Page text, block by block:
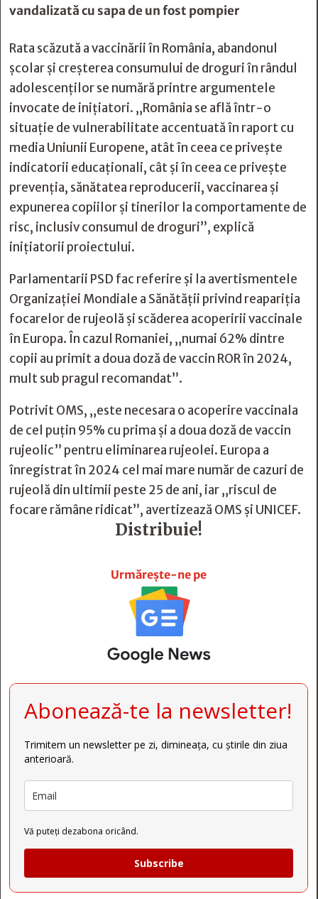
vandalizată cu sapa de un fost pompier
Rata scăzută a vaccinării în România, abandonul
școlar și creșterea consumului de droguri în rândul
adolescenților se numără printre argumentele
invocate de inițiatori. „România se află într-o
situație de vulnerabilitate accentuată în raport cu
media Uniunii Europene, atât în ceea ce privește
indicatorii educaționali, cât și în ceea ce privește
prevenția, sănătatea reproducerii, vaccinarea și
expunerea copiilor și tinerilor la comportamente de
risc, inclusiv consumul de droguri”, explică
inițiatorii proiectului.
Parlamentarii PSD fac referire și la avertismentele
Organizației Mondiale a Sănătății privind reapariția
focarelor de rujeolă și scăderea acoperirii vaccinale
în Europa. În cazul Romaniei, „numai 62% dintre
copii au primit a doua doză de vaccin ROR în 2024,
mult sub pragul recomandat”.
Potrivit OMS, „este necesara o acoperire vaccinala
de cel puțin 95% cu prima și a doua doză de vaccin
rujeolic” pentru eliminarea rujeolei. Europa a
înregistrat în 2024 cel mai mare număr de cazuri de
rujeolă din ultimii peste 25 de ani, iar „riscul de
focare rămâne ridicat”, avertizează OMS și UNICEF.
Distribuie!
Urmărește-ne pe
Abonează-te la newsletter!
Trimitem un newsletter pe zi, dimineața, cu știrile din ziua
anterioară.
Vă puteți dezabona oricând.
Subscribe